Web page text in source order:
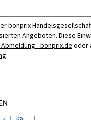
bonprix
Angeboten. Diese
- bonprix.deoder